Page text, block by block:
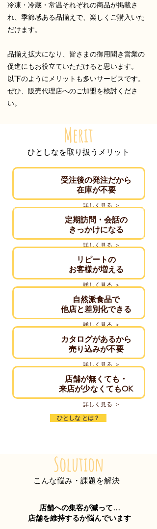
冷凍・冷蔵・常温それぞれの商品が掲載さ
れ、季節感ある品揃えで、楽しくご購入いた
だけます。
品揃え拡大になり、皆さまの御用聞き営業の
促進にもお役立ていただけると思います。
以下のようにメリットも多いサービスです。
ぜひ、販売代理店へのご加盟を検討くださ
い。
ひとしなを取り扱うメリット
Merit
​受注後の発注だから
在庫が不要
詳しく見る ＞
定期訪問・会話の
きっかけになる
詳しく見る ＞
リピートの
お客様が増える
詳しく見る ＞
自然派食品で
他店と差別化できる
詳しく見る ＞
カタログがあるから
売り込みが不要
詳しく見る ＞
店舗が無くても・
来店が少なくてもOK
詳しく見る ＞
ひとしな とは？
こんな悩み・課題を解決
Solution
店舗への集客が減って…
店舗を維持するか悩んでいます